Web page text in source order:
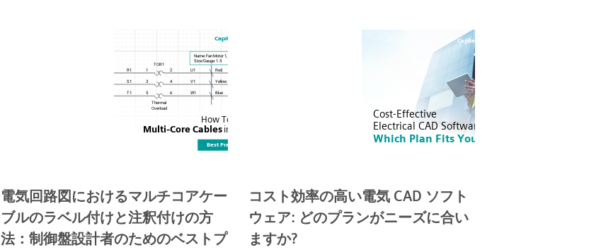
電気回路図におけるマルチコアケー
ブルのラベル付けと注釈付けの方
法：制御盤設計者のためのベストプ
コスト効率の高い電気 CAD ソフト
ウェア: どのプランがニーズに合い
ますか?